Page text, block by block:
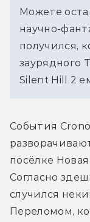
Можете
научно-
получился,
заурядного
Silent Hill 2
События
посёлке
Согласно
случился
Переломом,